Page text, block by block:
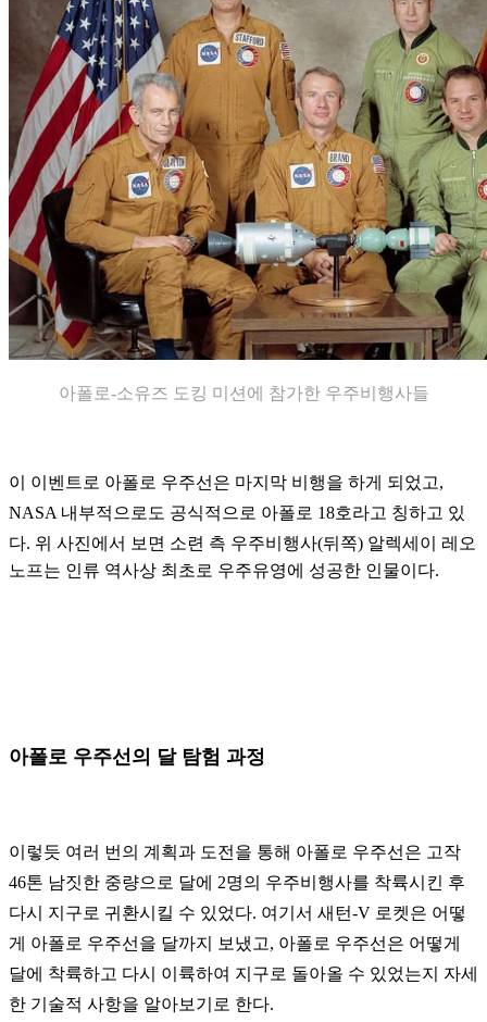
아폴로-소유즈 도킹 미션에 참가한 우주비행사들
이 이벤트로 아폴로 우주선은 마지막 비행을 하게 되었고,
NASA 내부적으로도 공식적으로 아폴로 18호라고 칭하고 있
다. 위 사진에서 보면 소련 측 우주비행사(뒤쪽) 알렉세이 레오
노프는 인류 역사상 최초로 우주유영에 성공한 인물이다.
아폴로 우주선의 달 탐험 과정
이렇듯 여러 번의 계획과 도전을 통해 아폴로 우주선은 고작
46톤 남짓한 중량으로 달에 2명의 우주비행사를 착륙시킨 후
다시 지구로 귀환시킬 수 있었다. 여기서 새턴-V 로켓은 어떻
게 아폴로 우주선을 달까지 보냈고, 아폴로 우주선은 어떻게
달에 착륙하고 다시 이륙하여 지구로 돌아올 수 있었는지 자세
한 기술적 사항을 알아보기로 한다.